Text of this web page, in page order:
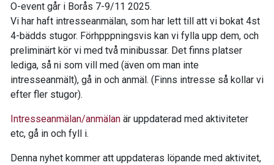
O-event går i Borås 7-9/11 2025.
Vi har haft intresseanmälan, som har lett till att vi bokat 4st
4-bädds stugor. Förhpppningsvis kan vi fylla upp dem, och
preliminärt kör vi med två minibussar. Det finns platser
lediga, så ni som vill med (även om man inte
intresseanmält), gå in och anmäl. (Finns intresse så kollar vi
efter fler stugor).
Intresseanmälan/anmälan är uppdaterad med aktiviteter
etc, gå in och fyll i.
Denna nyhet kommer att uppdateras löpande med aktivitet,